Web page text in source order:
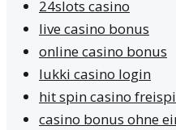
24slots casino
live casino bonus
online casino bonus
lukki casino login
hit spin casino
casino bonus ohne